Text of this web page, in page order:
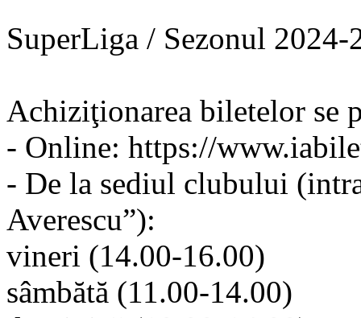
SuperLiga / Sezonul
Achiziţionarea biletelor se
- Online: https://
- De la sediul clubului
Averescu”):
vineri (14.00-16.00)
sâmbătă (11.00-14.00)